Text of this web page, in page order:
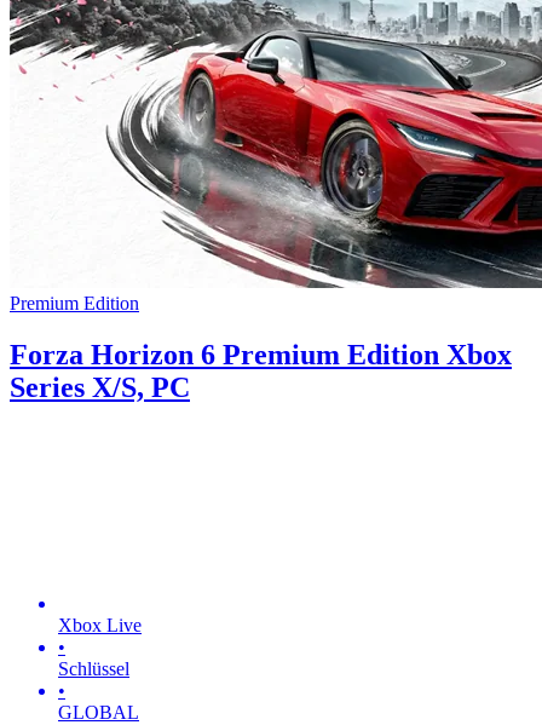
Premium Edition
Forza Horizon 6 Premium Edition Xbox
Series X/S, PC
Xbox Live
•
Schlüssel
•
GLOBAL